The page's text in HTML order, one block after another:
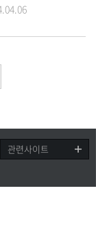
관련사이트